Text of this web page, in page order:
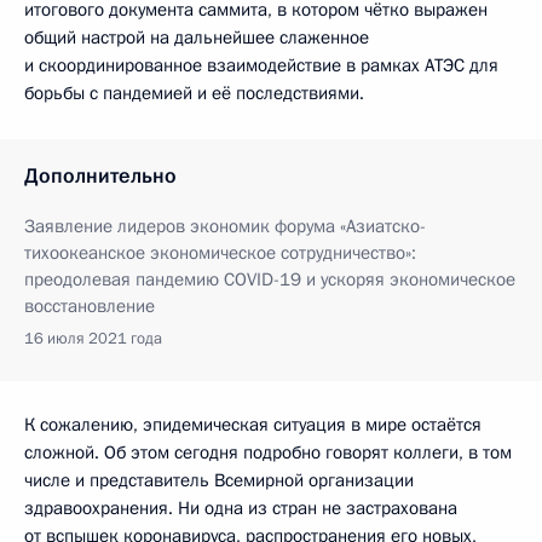
итогового документа саммита, в котором чётко выражен
общий настрой на дальнейшее слаженное
и скоординированное взаимодействие в рамках АТЭС для
борьбы с пандемией и её последствиями.
Дополнительно
Заявление лидеров экономик форума «Азиатско-
тихоокеанское экономическое сотрудничество»:
преодолевая пандемию COVID-19 и ускоряя экономическое
восстановление
16 июля 2021 года
К сожалению, эпидемическая ситуация в мире остаётся
сложной. Об этом сегодня подробно говорят коллеги, в том
числе и представитель Всемирной организации
здравоохранения. Ни одна из стран не застрахована
от вспышек коронавируса, распространения его новых,